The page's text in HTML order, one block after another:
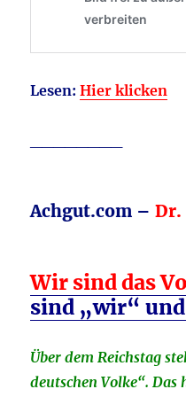
Lesen:Hier klicken
Achgut.com –Dr.
Wir sind das
sind „wir“
Über dem Reichstag
deutschen Volke“.